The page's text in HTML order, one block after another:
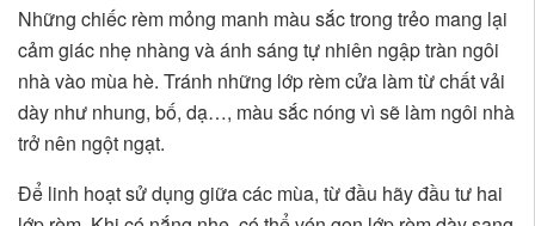
Những chiếc rèm mỏng manh màu sắc trong trẻo mang lại
cảm giác nhẹ nhàng và ánh sáng tự nhiên ngập tràn ngôi
nhà vào mùa hè. Tránh những lớp rèm cửa làm từ chất vải
dày như nhung, bố, dạ…, màu sắc nóng vì sẽ làm ngôi nhà
trở nên ngột ngạt.
Để linh hoạt sử dụng giữa các mùa, từ đầu hãy đầu tư hai